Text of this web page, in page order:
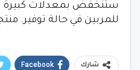
ستنخفض بمعدلات كبيرة
للمربين في حالة توفير.
شارك Facebook